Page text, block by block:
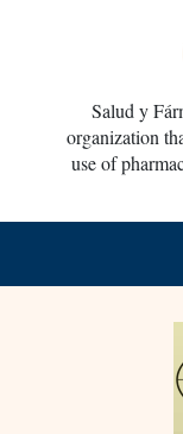
Salud y
organization
use of